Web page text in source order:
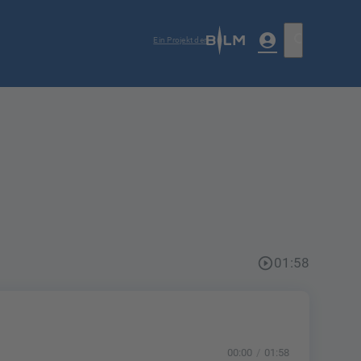
Ein Projekt der account_circle
play_circle_outline01:58
00:00 01:58